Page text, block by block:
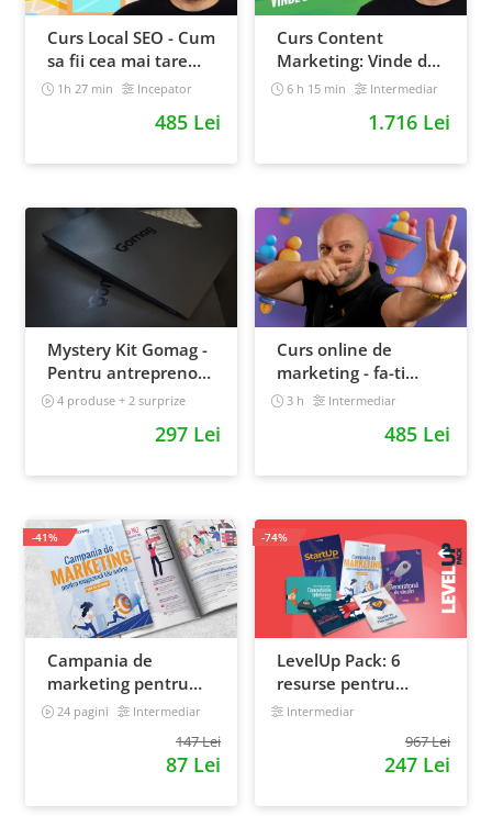
Curs Local SEO - Cum
sa fii cea mai tare
afacere din orasul
1h 27 min Incepator
485 Lei
Curs Content
Marketing: Vinde de
10x mai simplu
6 h 15 min Intermediar
1.716 Lei
Mystery Kit Gomag -
Pentru antreprenorii
curajosi - digital
4 produse + 2 surprize
297 Lei
Curs online de
marketing - fa-ti
propriul sales funnel
3 h Intermediar
485 Lei
Campania de
marketing pentru
magazinul tau
24 pagini Intermediar
147 Lei
87 Lei
-41%
LevelUp Pack: 6
resurse pentru
antreprenorii care
Intermediar
967 Lei
247 Lei
-74%